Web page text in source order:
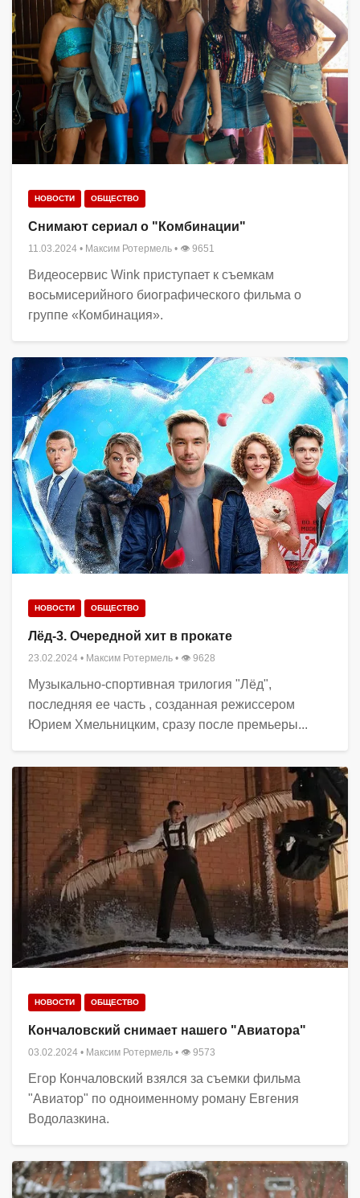
НОВОСТИ ОБЩЕСТВО
Снимают сериал о "Комбинации"
11.03.2024 • Максим Ротермель • 👁 9651
Видеосервис Wink приступает к съемкам
восьмисерийного биографического фильма о
группе «Комбинация».
НОВОСТИ ОБЩЕСТВО
Лёд-3. Очередной хит в прокате
23.02.2024 • Максим Ротермель • 👁 9628
Музыкально-спортивная трилогия "Лёд",
последняя ее часть , созданная режиссером
Юрием Хмельницким, сразу после премьеры...
НОВОСТИ ОБЩЕСТВО
Кончаловский снимает нашего "Авиатора"
03.02.2024 • Максим Ротермель • 👁 9573
Егор Кончаловский взялся за съемки фильма
"Авиатор" по одноименному роману Евгения
Водолазкина.